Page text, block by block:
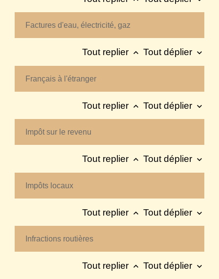
Factures d'eau, électricité, gaz
Tout replier keyboard_arrow_up Tout déplier keyboard_arrow_down
Français à l'étranger
Tout replier keyboard_arrow_up Tout déplier keyboard_arrow_down
Impôt sur le revenu
Tout replier keyboard_arrow_up Tout déplier keyboard_arrow_down
Impôts locaux
Tout replier keyboard_arrow_up Tout déplier keyboard_arrow_down
Infractions routières
Tout replier keyboard_arrow_up Tout déplier keyboard_arrow_down